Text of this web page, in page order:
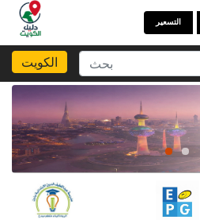
التسعير
الكويت